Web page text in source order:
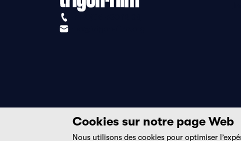
Cookies sur notre page Web
Nous utilisons des cookies pour optimiser